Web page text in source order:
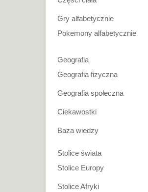
Gry alfabetycznie
Pokemony alfabetycznie
Geografia
Geografia fizyczna
Geografia społeczna
Ciekawostki
Baza wiedzy
Stolice świata
Stolice Europy
Stolice Afryki